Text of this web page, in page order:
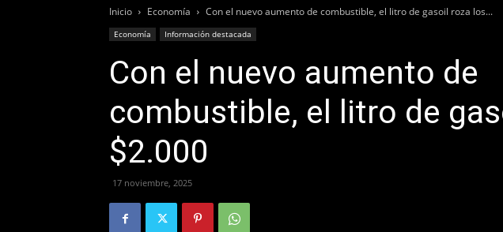
Inicio Economía Con el nuevo aumento de combustible, el litro de gasoil roza los...
Economía Información destacada
Con el nuevo aumento de
combustible, el litro de
$2.000
17 noviembre, 2025